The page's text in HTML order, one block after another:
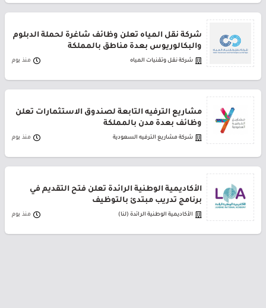
شركة نقل المياه تعلن وظائف شاغرة لحملة الدبلوم
والبكالوريوس بعدة مناطق بالمملكة
شركة نقل وتقنيات المياه منذ يوم
مشاريع الترفيه التابعة لصندوق الاستثمارات تعلن
وظائف بعدة مدن بالمملكة
شركة مشاريع الترفيه السعودية منذ يوم
الأكاديمية الوطنية الرائدة تعلن فتح التقديم في
برنامج تدريب مبتدئ بالتوظيف
الأكاديمية الوطنية الرائدة (لنا) منذ يوم